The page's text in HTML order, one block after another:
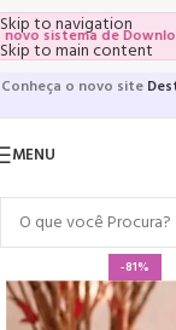
Skip to navigation
Skip to main content
de Download
Conheça o novo site
MENU
-81%